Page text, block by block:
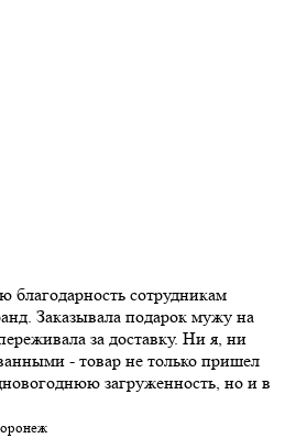
благодарность сотрудникам
Заказывала подарок мужу на
за доставку. Ни я, ни
- товар не только пришел
загруженность, но и в